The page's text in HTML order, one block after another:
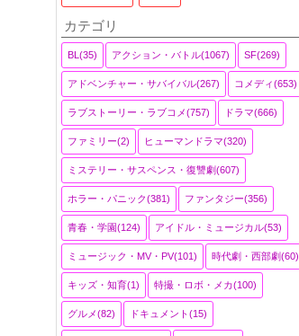
カテゴリ
BL(35) アクション・バトル(1067) SF(269)
アドベンチャー・サバイバル(267) コメディ(653)
ラブストーリー・ラブコメ(757) ドラマ(666)
ファミリー(2) ヒューマンドラマ(320)
ミステリー・サスペンス・復讐劇(607)
ホラー・パニック(381) ファンタジー(356)
青春・学園(124) アイドル・ミュージカル(53)
ミュージック・MV・PV(101) 時代劇・西部劇(60)
キッズ・知育(1) 特撮・ロボ・メカ(100)
グルメ(82) ドキュメント(15)